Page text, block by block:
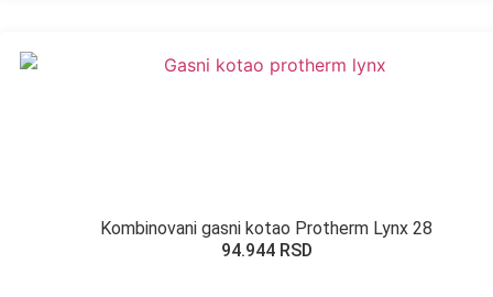
Kombinovani gasni kotao Protherm Lynx 28
94.944 RSD